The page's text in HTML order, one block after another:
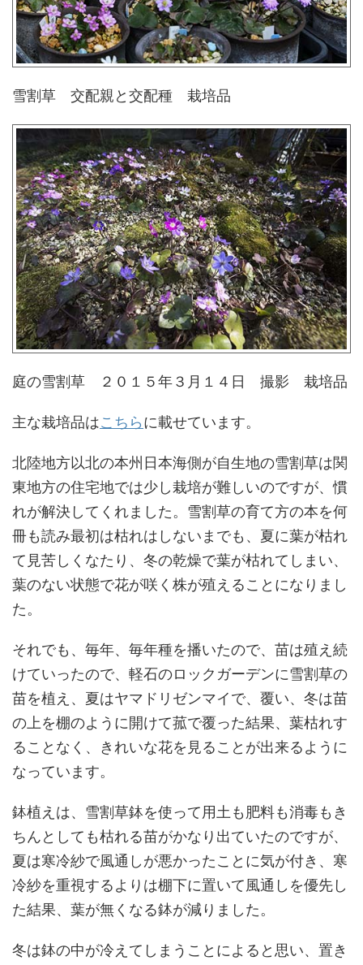
雪割草 交配親と交配種 栽培品
庭の雪割草 ２０１５年３月１４日 撮影 栽培品
主な栽培品はこちらに載せています。
北陸地方以北の本州日本海側が自生地の雪割草は関
東地方の住宅地では少し栽培が難しいのですが、慣
れが解決してくれました。雪割草の育て方の本を何
冊も読み最初は枯れはしないまでも、夏に葉が枯れ
て見苦しくなたり、冬の乾燥で葉が枯れてしまい、
葉のない状態で花が咲く株が殖えることになりまし
た。
それでも、毎年、毎年種を播いたので、苗は殖え続
けていったので、軽石のロックガーデンに雪割草の
苗を植え、夏はヤマドリゼンマイで、覆い、冬は苗
の上を棚のように開けて菰で覆った結果、葉枯れす
ることなく、きれいな花を見ることが出来るように
なっています。
鉢植えは、雪割草鉢を使って用土も肥料も消毒もき
ちんとしても枯れる苗がかなり出ていたのですが、
夏は寒冷紗で風通しが悪かったことに気が付き、寒
冷紗を重視するよりは棚下に置いて風通しを優先し
た結果、葉が無くなる鉢が減りました。
冬は鉢の中が冷えてしまうことによると思い、置き